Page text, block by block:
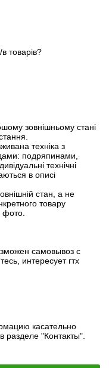
товарів?
зовнішньому стані
техніка з
подряпинами,
технічні
в описі
стан, а не
товару
фото.
самовывоз с
интересует гтх
касательно
"Контакты".